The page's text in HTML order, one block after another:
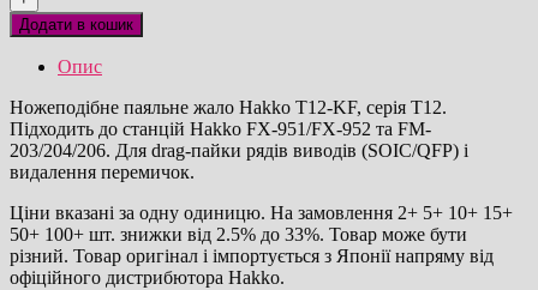
KF
ножеподібне
паяльне
оригінал
кількість
Додати в кошик
Опис
Ножеподібне паяльне жало Hakko T12-KF, серія T12.
Підходить до станцій Hakko FX-951/FX-952 та FM-
203/204/206. Для drag-пайки рядів виводів (SOIC/QFP) і
видалення перемичок.
Ціни вказані за одну одиницю. На замовлення 2+ 5+ 10+ 15+
50+ 100+ шт. знижки від 2.5% до 33%. Товар може бути
різний. Товар оригінал і імпортується з Японії напряму від
офіційного дистрибютора Hakko.